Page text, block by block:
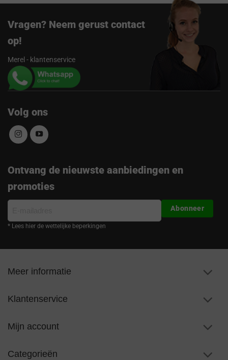
Vragen? Neem gerust contact
op!
Merel - klantenservice
Volg ons
Ontvang de nieuwste aanbiedingen en
promoties
mailadres
* Lees hier de wettelijke beperkingen
Abonneer
Meer informatie
Klantenservice
Mijn account
Categorieën